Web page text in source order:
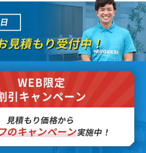
見積もり受付中！
WEB限定
引キャンペーン
見積もり価格から
のキャンペーン実施中！